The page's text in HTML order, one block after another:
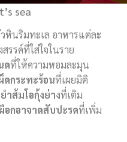
sea
หินริมทะเล อาหารแต่ละ
รรค์ที่ใส่ใจในราย
ดที่ให้ความหอมละมุน
ดกระทะร้อนที่เผยมิติ
ยำส้มโอกุ้งย่างที่เติม
อกอาจาดสับปะรดที่เพิ่ม